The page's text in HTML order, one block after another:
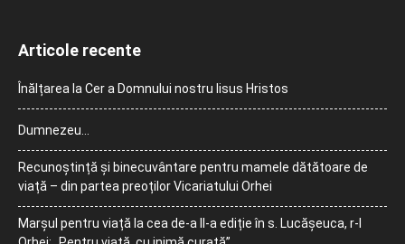
Articole recente
Înălțarea la Cer a Domnului nostru Iisus Hristos
Dumnezeu…
Recunoștință și binecuvântare pentru mamele dătătoare de
viață – din partea preoților Vicariatului Orhei
Marșul pentru viață la cea de-a II-a ediție în s. Lucășeuca, r-l